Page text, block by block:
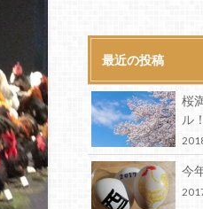
最近の投稿
桜
ル
今